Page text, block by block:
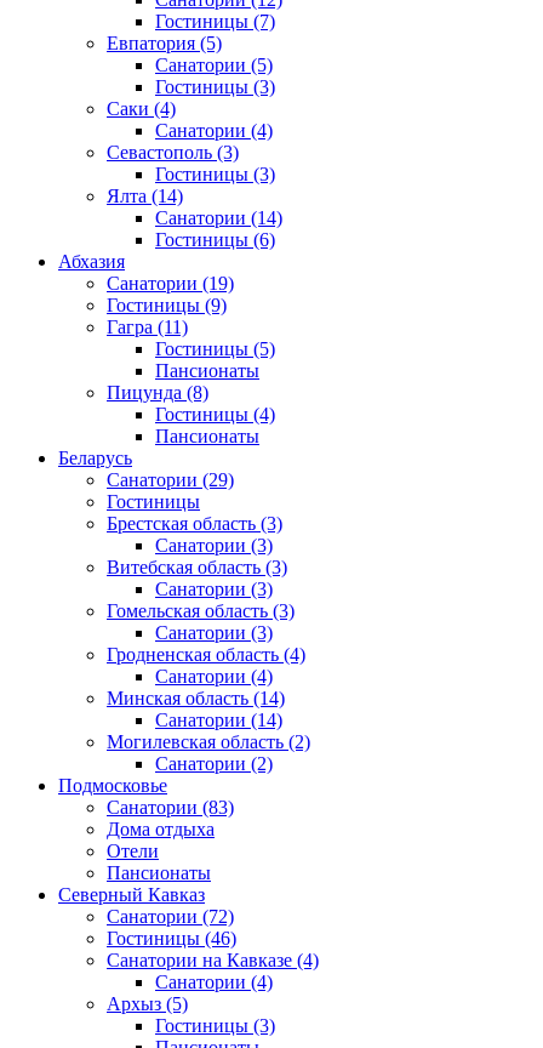
Гостиницы (7)
Евпатория (5)
Санатории (5)
Гостиницы (3)
Саки (4)
Санатории (4)
Севастополь (3)
Гостиницы (3)
Ялта (14)
Санатории (14)
Гостиницы (6)
Абхазия
Санатории (19)
Гостиницы (9)
Гагра (11)
Гостиницы (5)
Пансионаты
Пицунда (8)
Гостиницы (4)
Пансионаты
Беларусь
Санатории (29)
Гостиницы
Брестская область (3)
Санатории (3)
Витебская область (3)
Санатории (3)
Гомельская область (3)
Санатории (3)
Гродненская область (4)
Санатории (4)
Минская область (14)
Санатории (14)
Могилевская область (2)
Санатории (2)
Подмосковье
Санатории (83)
Дома отдыха
Отели
Пансионаты
Северный Кавказ
Санатории (72)
Гостиницы (46)
Санатории на Кавказе (4)
Санатории (4)
Архыз (5)
Гостиницы (3)